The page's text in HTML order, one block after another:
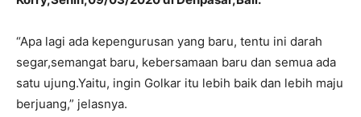
“Apa lagi ada kepengurusan yang baru, tentu ini darah
segar,semangat baru, kebersamaan baru dan semua ada
satu ujung.Yaitu, ingin Golkar itu lebih baik dan lebih maju
berjuang,” jelasnya.